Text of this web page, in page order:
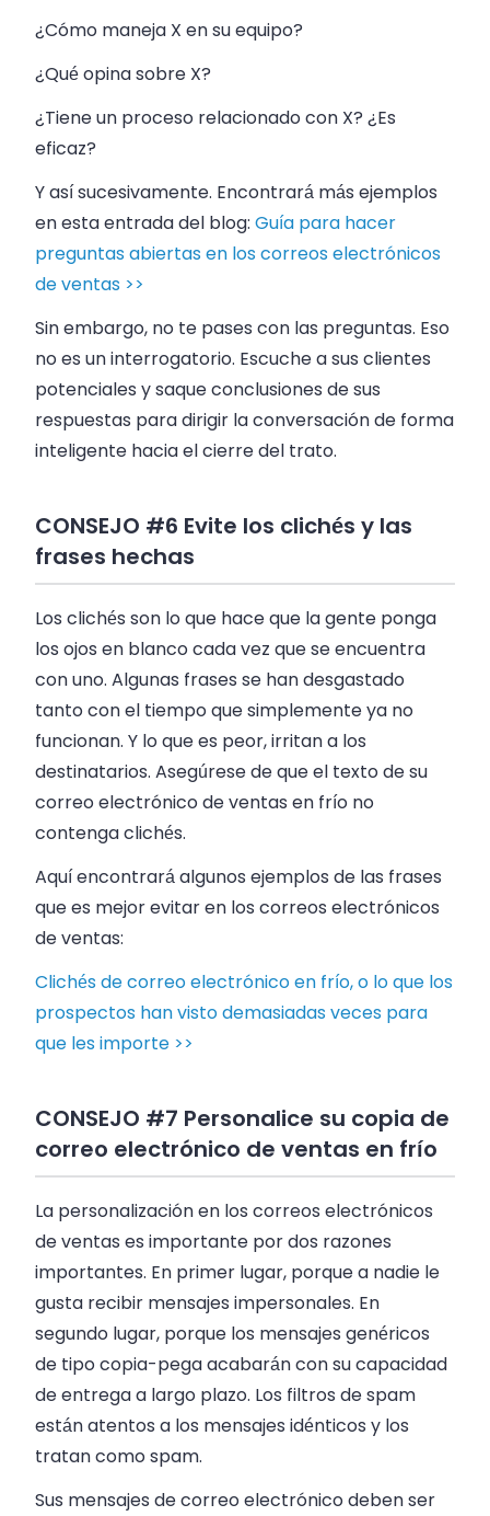
¿Cómo maneja X en su equipo?
¿Qué opina sobre X?
¿Tiene un proceso relacionado con X? ¿Es
eficaz?
Y así sucesivamente. Encontrará más ejemplos
en esta entrada del blog: Guía para hacer
preguntas abiertas en los correos electrónicos
de ventas >>
Sin embargo, no te pases con las preguntas. Eso
no es un interrogatorio. Escuche a sus clientes
potenciales y saque conclusiones de sus
respuestas para dirigir la conversación de forma
inteligente hacia el cierre del trato.
CONSEJO #6 Evite los clichés y las
frases hechas
Los clichés son lo que hace que la gente ponga
los ojos en blanco cada vez que se encuentra
con uno. Algunas frases se han desgastado
tanto con el tiempo que simplemente ya no
funcionan. Y lo que es peor, irritan a los
destinatarios. Asegúrese de que el texto de su
correo electrónico de ventas en frío no
contenga clichés.
Aquí encontrará algunos ejemplos de las frases
que es mejor evitar en los correos electrónicos
de ventas:
Clichés de correo electrónico en frío, o lo que los
prospectos han visto demasiadas veces para
que les importe >>
CONSEJO #7 Personalice su copia de
correo electrónico de ventas en frío
La personalización en los correos electrónicos
de ventas es importante por dos razones
importantes. En primer lugar, porque a nadie le
gusta recibir mensajes impersonales. En
segundo lugar, porque los mensajes genéricos
de tipo copia-pega acabarán con su capacidad
de entrega a largo plazo. Los filtros de spam
están atentos a los mensajes idénticos y los
tratan como spam.
Sus mensajes de correo electrónico deben ser